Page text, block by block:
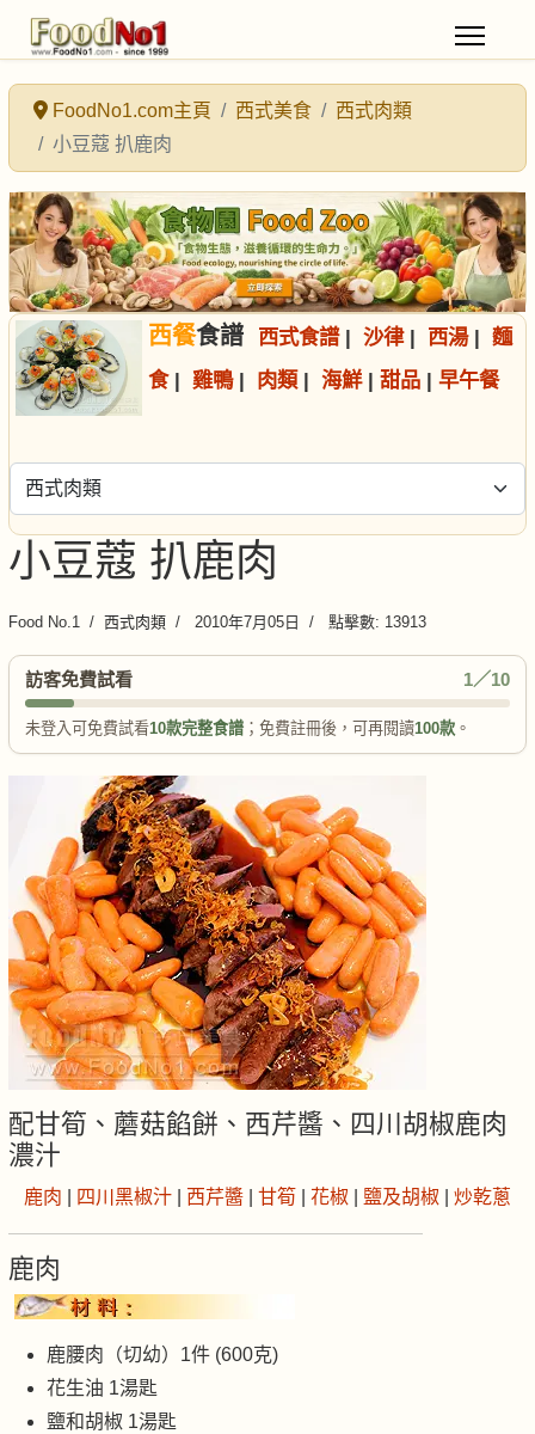
FoodNo1.com主頁 西式美食
西式肉類
小豆蔻 扒鹿肉
西餐食譜 西式食譜| 沙律| 西湯| 麵
食| 雞鴨| 肉類 | 海鮮| 甜品 | 早午餐
選擇食譜分類
小豆蔻 扒鹿肉
Food No.1 西式肉類 2010年7月05日 點擊數: 13913
訪客免費試看 1／10
未登入可免費試看10款完整食譜 ；免費註冊後，可再閱讀100款 。
配甘筍、蘑菇餡餅、西芹醬、四川胡椒鹿肉
濃汁
鹿肉 四川黑椒汁 西芹醬 甘筍 花椒 鹽及胡椒 炒乾蔥
鹿肉
鹿腰肉（切幼）1件 (600克)
花生油 1湯匙
鹽和胡椒 1湯匙